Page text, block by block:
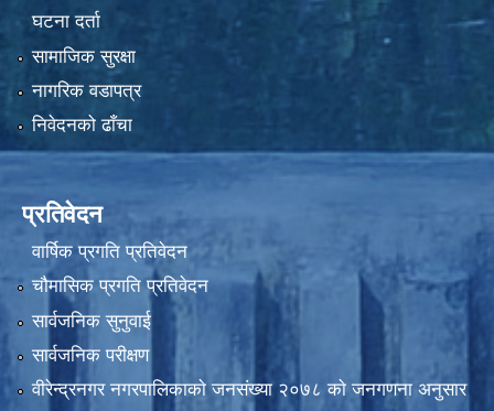
घटना दर्ता
सामाजिक सुरक्षा
नागरिक वडापत्र
निवेदनको ढाँचा
प्रतिवेदन
वार्षिक प्रगति प्रतिवेदन
चौमासिक प्रगति प्रतिवेदन
सार्वजनिक सुनुवाई
सार्वजनिक परीक्षण
वीरेन्द्रनगर नगरपालिकाकाे जनसंख्या २०७८ काे जनगणना अनुसार